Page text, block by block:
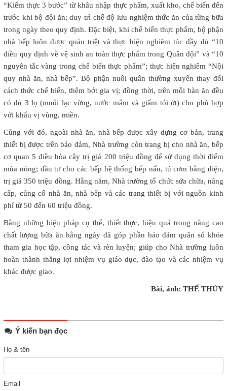
“Kiểm thực 3 bước” từ khâu nhập thực phẩm, xuất kho, chế biến đến
trước khi bộ đội ăn; duy trì chế độ lưu nghiệm thức ăn của từng bữa
trong ngày theo quy định. Đặc biệt, khi chế biến thực phẩm, bộ phận
nhà bếp luôn được quán triệt và thực hiện nghiêm túc đầy đủ “10
điều quy định về vệ sinh an toàn thực phẩm trong Quân đội” và “10
nguyên tắc vàng trong chế biến thực phẩm”; thực hiện nghiêm “Nội
quy nhà ăn, nhà bếp”. Bộ phận nuôi quân thường xuyên thay đổi
cách thức chế biến, thêm bớt gia vị; đồng thời, trên mỗi bàn ăn đều
có đủ 3 lọ (muối lạc vừng, nước mắm và giấm tỏi ớt) cho phù hợp
với khẩu vị vùng, miền.
Cùng với đó, ngoài nhà ăn, nhà bếp được xây dựng cơ bản, trang
thiết bị được trên bảo đảm, Nhà trường còn trang bị cho nhà ăn, bếp
cơ quan 5 điều hòa cây trị giá 200 triệu đồng để sử dụng thời điểm
mùa nóng; đầu tư cho các bếp hệ thống bếp nấu, tủ cơm bằng điện,
trị giá 350 triệu đồng. Hằng năm, Nhà trường tổ chức sửa chữa, nâng
cấp, củng cố nhà ăn, nhà bếp và các trang thiết bị với nguồn kinh
phí từ 50 đến 60 triệu đồng.
Bằng những biện pháp cụ thể, thiết thực, hiệu quả trong nâng cao
chất lượng bữa ăn hằng ngày đã góp phần bảo đảm quân số khỏe
tham gia học tập, công tác và rèn luyện; giúp cho Nhà trường luôn
hoàn thành thắng lợi nhiệm vụ giáo dục, đào tạo và các nhiệm vụ
khác được giao.
Bài, ảnh: THẾ THỦY
Ý kiến bạn đọc
Họ & tên
Email